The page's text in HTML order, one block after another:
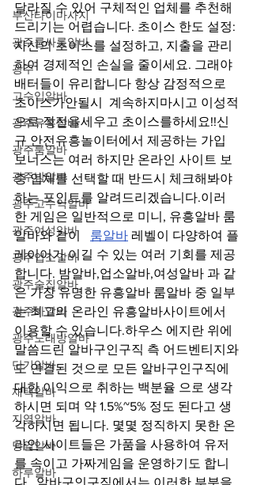
부산타이마사지
광주룸싸롱알바
광주
고수입알바
광주유흥알바
광주룸알바
광주밤알바
광주고수익알바
광주여성알바
광주업소알바
광주술집알바
광주바알바
광주노래방알바
단기알바
재택알바
지역알바
당일알바
하루알바
달라질 수 있어 구체적인 업체를 추천해
드리기는 어렵습니다. 초이스 한도 설정:
자신의 초이스를 설정하고, 지출을 관리
하여 경제적인 손실을 줄이세요. 그래야
배터들이 유리합니다 항상 감정적으로
초이스가안될시  계속하지마시고 이성적
으로 작전을세우고 초이스를하세요!!신
규 안전유흥놀이터에서 제공하는 가입
보너스는 여러 하지만 온라인 사이트 보
증 업체를 선택할 때 반드시 체크해봐야
하는 포인트를 알려드리겠습니다.이러
한 게임은 일반적으로 미니, 유흥알바 룸
알바와 같이 룸알바 레벨이 다양하여 플
레이어가 이길 수 있는 여러 기회를 제공
합니다. 밤알바,업소알바,여성알바 과 같
은 가장 유명한 유흥알바 룸알바 중 일부
는 최고의 온라인 유흥알바사이트에서
이용할 수 있습니다.하우스 에지란 위에
말씀드린 알바구인구직 측 어드벤티지와
도 연결된 것으로 모든 알바구인구직에
대한 이익으로 취하는 백분율 으로 생각
하시면 되며 약 1.5%~5% 정도 된다고 생
각하시면 됩니다. 몇몇 정직하지 못한 온
라인 사이트들은 가품을 사용하여 유저
를 속이고 가짜게임을 운영하기도 합니